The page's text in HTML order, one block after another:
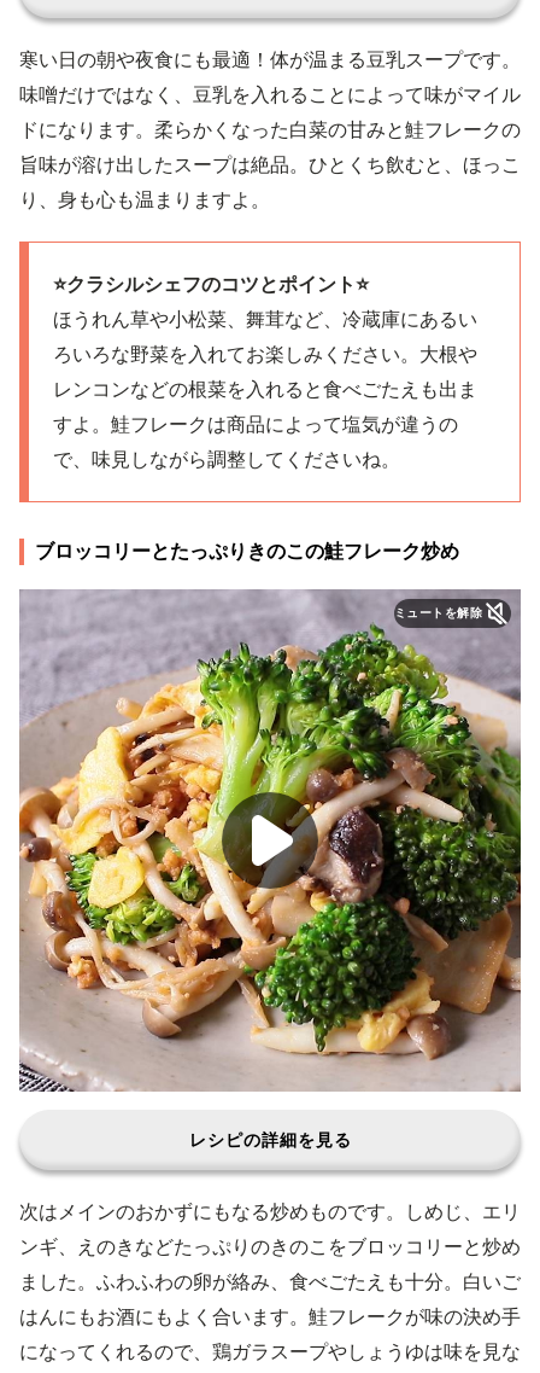
寒い日の朝や夜食にも最適！体が温まる豆乳スープです。
味噌だけではなく、豆乳を入れることによって味がマイル
ドになります。柔らかくなった白菜の甘みと鮭フレークの
旨味が溶け出したスープは絶品。ひとくち飲むと、ほっこ
り、身も心も温まりますよ。
⭐️クラシルシェフのコツとポイント⭐️
ほうれん草や小松菜、舞茸など、冷蔵庫にあるい
ろいろな野菜を入れてお楽しみください。大根や
レンコンなどの根菜を入れると食べごたえも出ま
すよ。鮭フレークは商品によって塩気が違うの
で、味見しながら調整してくださいね。
ブロッコリーとたっぷりきのこの鮭フレーク炒め
ミュートを解除
レシピの詳細を見る
次はメインのおかずにもなる炒めものです。しめじ、エリ
ンギ、えのきなどたっぷりのきのこをブロッコリーと炒め
ました。ふわふわの卵が絡み、食べごたえも十分。白いご
はんにもお酒にもよく合います。鮭フレークが味の決め手
になってくれるので、鶏ガラスープやしょうゆは味を見な